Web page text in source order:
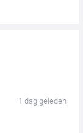
1 dag geleden